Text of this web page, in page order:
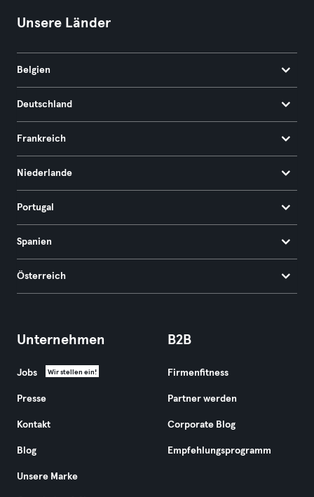
Unsere Länder
Belgien
Deutschland
Frankreich
Niederlande
Portugal
Spanien
Österreich
Unternehmen
Jobs Wir stellen ein!
Presse
Kontakt
Blog
Unsere Marke
B2B
Firmenfitness
Partner werden
Corporate Blog
Empfehlungsprogramm